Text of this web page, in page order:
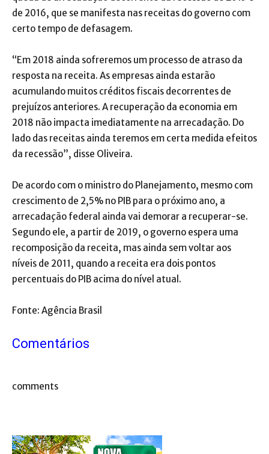
de 2016, que se manifesta nas receitas do governo com
certo tempo de defasagem.
“Em 2018 ainda sofreremos um processo de atraso da
resposta na receita. As empresas ainda estarão
acumulando muitos créditos fiscais decorrentes de
prejuízos anteriores. A recuperação da economia em
2018 não impacta imediatamente na arrecadação. Do
lado das receitas ainda teremos em certa medida efeitos
da recessão”, disse Oliveira.
De acordo com o ministro do Planejamento, mesmo com
crescimento de 2,5% no PIB para o próximo ano, a
arrecadação federal ainda vai demorar a recuperar-se.
Segundo ele, a partir de 2019, o governo espera uma
recomposição da receita, mas ainda sem voltar aos
níveis de 2011, quando a receita era dois pontos
percentuais do PIB acima do nível atual.
Fonte: Agência Brasil
Comentários
comments